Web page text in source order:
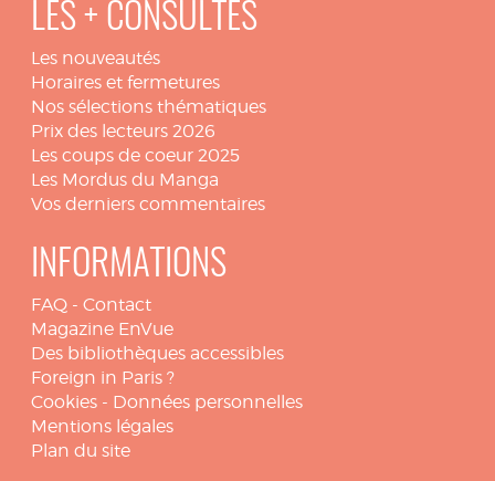
LES + CONSULTÉS
Les nouveautés
Horaires et fermetures
Nos sélections thématiques
Prix des lecteurs 2026
Les coups de coeur 2025
Les Mordus du Manga
Vos derniers commentaires
INFORMATIONS
FAQ - Contact
Magazine EnVue
Des bibliothèques accessibles
Foreign in Paris ?
Cookies - Données personnelles
Mentions légales
Plan du site